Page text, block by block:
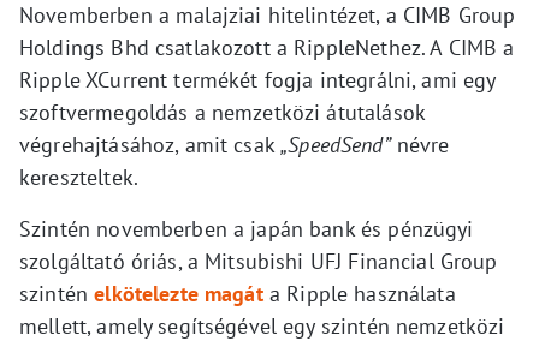
Novemberben a malajziai hitelintézet, a CIMB Group
Holdings Bhd csatlakozott a RippleNethez. A CIMB a
Ripple XCurrent termékét fogja integrálni, ami egy
szoftvermegoldás a nemzetközi átutalások
végrehajtásához, amit csak„SpeedSend”névre
kereszteltek.
Szintén novemberben a japán bank és pénzügyi
szolgáltató óriás, a Mitsubishi UFJ Financial Group
szinténelkötelezte magáta Ripple használata
mellett, amely segítségével egy szintén nemzetközi